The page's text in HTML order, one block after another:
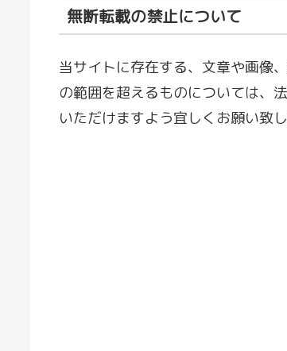
無断転載の禁止について
当サイトに存在する、文章や画像
の範囲を超えるものについては、
いただけますよう宜しくお願い致し